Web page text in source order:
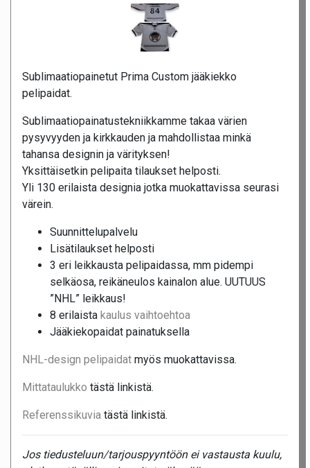
Sublimaatiopainetut Prima Custom jääkiekko
pelipaidat.
Sublimaatiopainatustekniikkamme takaa värien
pysyvyyden ja kirkkauden ja mahdollistaa minkä
tahansa designin ja värityksen!
Yksittäisetkin pelipaita tilaukset helposti.
Yli 130 erilaista designia jotka muokattavissa seurasi
värein.
Suunnittelupalvelu
Lisätilaukset helposti
3 eri leikkausta pelipaidassa, mm pidempi
selkäosa, reikäneulos kainalon alue. UUTUUS
”NHL” leikkaus!
8 erilaista kaulus vaihtoehtoa
Jääkiekopaidat painatuksella
NHL-design pelipaidat myös muokattavissa.
Mittataulukko tästä linkistä.
Referenssikuvia tästä linkistä.
Jos tiedusteluun/tarjouspyyntöön ei vastausta kuulu,